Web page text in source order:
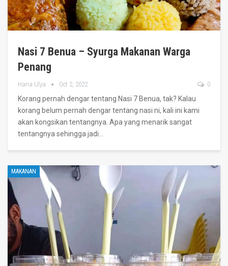
Nasi 7 Benua – Syurga Makanan Warga
Penang
Hana Ulya Oct 2, 2022 0
Korang pernah dengar tentang Nasi 7 Benua, tak? Kalau
korang belum pernah dengar tentang nasi ni, kali ini kami
akan kongsikan tentangnya. Apa yang menarik sangat
tentangnya sehingga jadi
MAKANAN